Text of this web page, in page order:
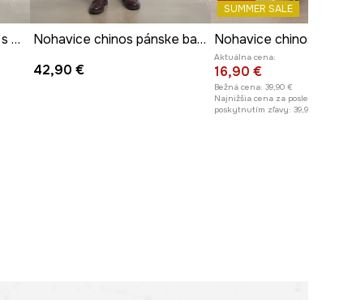
Nohavice chinos pánske s bavlnou
Nohavice chinos pánske bavlnené s elastanom
42,90 €
SUMMER SALE
Aktuálna cena:
16,90 €
Bežná cena: 39,90 €
Najnižšia cena za posledných 30
poskytnutím zľavy: 39,90 €